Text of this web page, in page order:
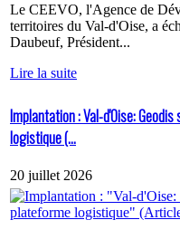
Le CEEVO, l'Agence de
territoires du Val-d'Oise, a
Daubeuf, Président...
Lire la suite
Implantation : Val-d'Oise:
logistique (...
20 juillet 2026